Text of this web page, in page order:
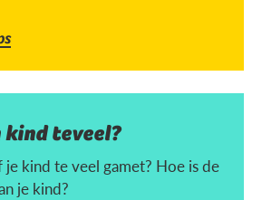
kind teveel?
kind te veel gamet? Hoe is de
je kind?